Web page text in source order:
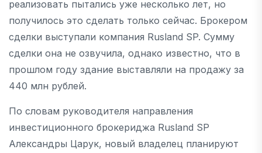
реализовать пытались уже несколько лет, но
получилось это сделать только сейчас. Брокером
сделки выступали компания Rusland SP. Сумму
сделки она не озвучила, однако известно, что в
прошлом году здание выставляли на продажу за
440 млн рублей.
По словам руководителя направления
инвестиционного брокериджа Rusland SP
Александры Царук, новый владелец планируют